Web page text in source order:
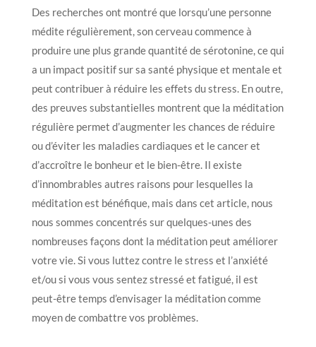
Des recherches ont montré que lorsqu’une personne
médite régulièrement, son cerveau commence à
produire une plus grande quantité de sérotonine, ce qui
a un impact positif sur sa santé physique et mentale et
peut contribuer à réduire les effets du stress. En outre,
des preuves substantielles montrent que la méditation
régulière permet d’augmenter les chances de réduire
ou d’éviter les maladies cardiaques et le cancer et
d’accroître le bonheur et le bien-être. Il existe
d’innombrables autres raisons pour lesquelles la
méditation est bénéfique, mais dans cet article, nous
nous sommes concentrés sur quelques-unes des
nombreuses façons dont la méditation peut améliorer
votre vie. Si vous luttez contre le stress et l’anxiété
et/ou si vous vous sentez stressé et fatigué, il est
peut-être temps d’envisager la méditation comme
moyen de combattre vos problèmes.